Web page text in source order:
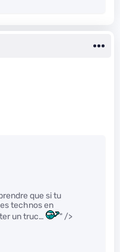
que si tu
technos en
un truc…
" />